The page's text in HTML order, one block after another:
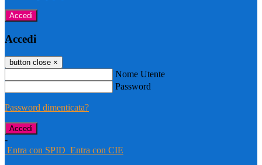
Accedi
Accedi
button close ×
Nome Utente
Password
Password dimenticata?
-
Entra con SPID Entra con CIE